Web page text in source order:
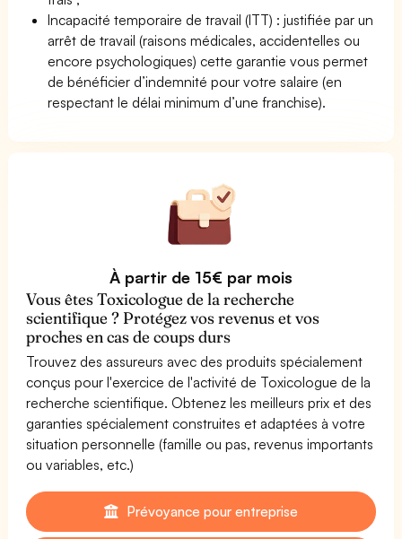
Incapacité temporaire de travail (ITT) : justifiée par un
arrêt de travail (raisons médicales, accidentelles ou
encore psychologiques) cette garantie vous permet
de bénéficier d’indemnité pour votre salaire (en
respectant le délai minimum d’une franchise).
À partir de 15€ par mois
Vous êtes Toxicologue de la recherche
scientifique ? Protégez vos revenus et vos
proches en cas de coups durs
Trouvez des assureurs avec des produits spécialement
conçus pour l'exercice de l'activité de Toxicologue de la
recherche scientifique. Obtenez les meilleurs prix et des
garanties spécialement construites et adaptées à votre
situation personnelle (famille ou pas, revenus importants
ou variables, etc.)
Prévoyance pour entreprise